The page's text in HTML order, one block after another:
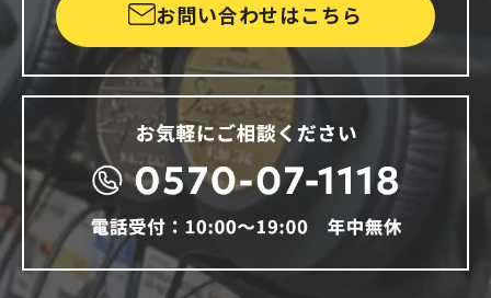
お問い合わせはこちら